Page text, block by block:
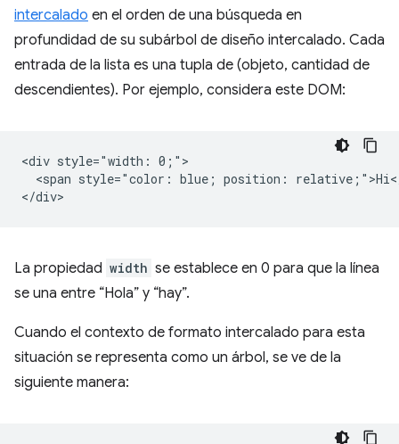
intercalado en el orden de una búsqueda en
profundidad de su subárbol de diseño intercalado. Cada
entrada de la lista es una tupla de (objeto, cantidad de
descendientes). Por ejemplo, considera este DOM:
<div style="width: 0;">
<span style="color: blue; position:
La propiedad width se establece en 0 para que la línea
se una entre “Hola” y “hay”.
Cuando el contexto de formato intercalado para esta
situación se representa como un árbol, se ve de la
siguiente manera: